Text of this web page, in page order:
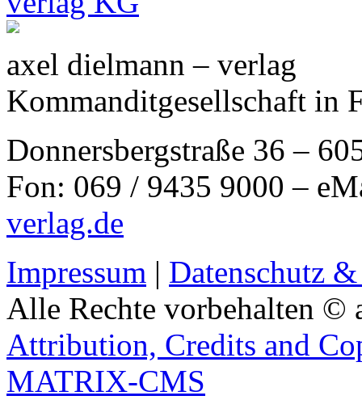
axel dielmann – verlag
Kommanditgesellschaft in
Donnersbergstraße 36 –
Fon: 069 / 9435 9000 –
verlag.de
Impressum | Datenschutz
Alle Rechte vorbehalten ©
Attribution, Credits and
MATRIX-CMS